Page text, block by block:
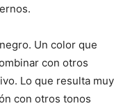
Un color que
con otros
Lo que resulta muy
con otros tonos